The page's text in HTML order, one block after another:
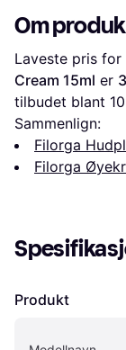
Om
Laveste pris for
Cream 15ml er
tilbudet blant 10
Sammenlign:
Filorga
Filorga
Produkt